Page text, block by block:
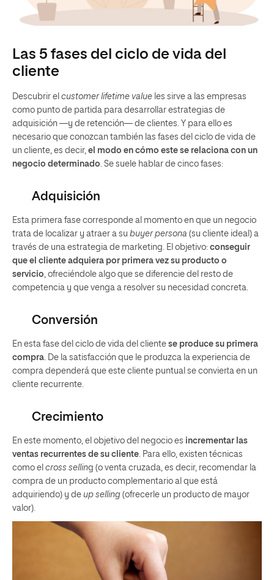
Las 5 fases del ciclo de vida del
cliente
Descubrir el customer lifetime value les sirve a las empresas
como punto de partida para desarrollar estrategias de
adquisición —y de retención— de clientes. Y para ello es
necesario que conozcan también las fases del ciclo de vida de
un cliente, es decir, el modo en cómo este se relaciona con un
negocio determinado. Se suele hablar de cinco fases:
Adquisición
Esta primera fase corresponde al momento en que un negocio
trata de localizar y atraer a su buyer persona (su cliente ideal) a
través de una estrategia de marketing. El objetivo: conseguir
que el cliente adquiera por primera vez su producto o
servicio, ofreciéndole algo que se diferencie del resto de
competencia y que venga a resolver su necesidad concreta.
Conversión
En esta fase del ciclo de vida del cliente se produce su primera
compra. De la satisfacción que le produzca la experiencia de
compra dependerá que este cliente puntual se convierta en un
cliente recurrente.
Crecimiento
En este momento, el objetivo del negocio es incrementar las
ventas recurrentes de su cliente. Para ello, existen técnicas
como el cross selling (o venta cruzada, es decir, recomendar la
compra de un producto complementario al que está
adquiriendo) y de up selling (ofrecerle un producto de mayor
valor).